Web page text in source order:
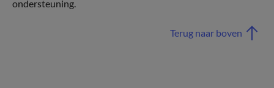
ondersteuning.
Terug naar boven